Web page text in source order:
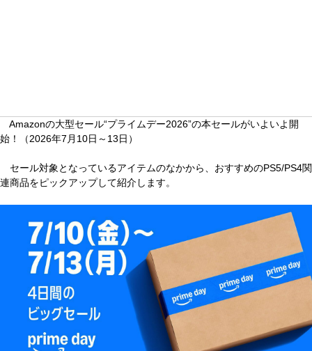
Amazonの大型セール“プライムデー2026”の本セールがいよいよ開
始！（2026年7月10日～13日）
セール対象となっているアイテムのなかから、おすすめのPS5/PS4関
連商品をピックアップして紹介します。